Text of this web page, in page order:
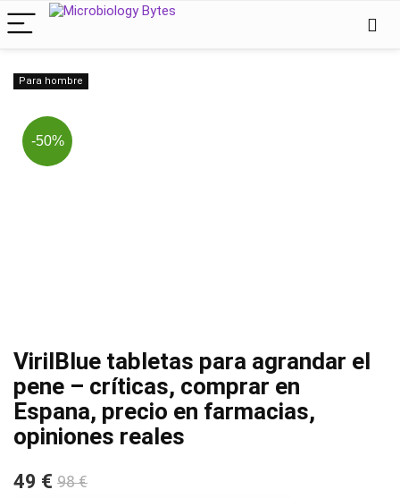
Para hombre
-50%
VirilBlue tabletas para agrandar el
pene – críticas, comprar en
Espana, precio en farmacias,
opiniones reales
49 € 98 €